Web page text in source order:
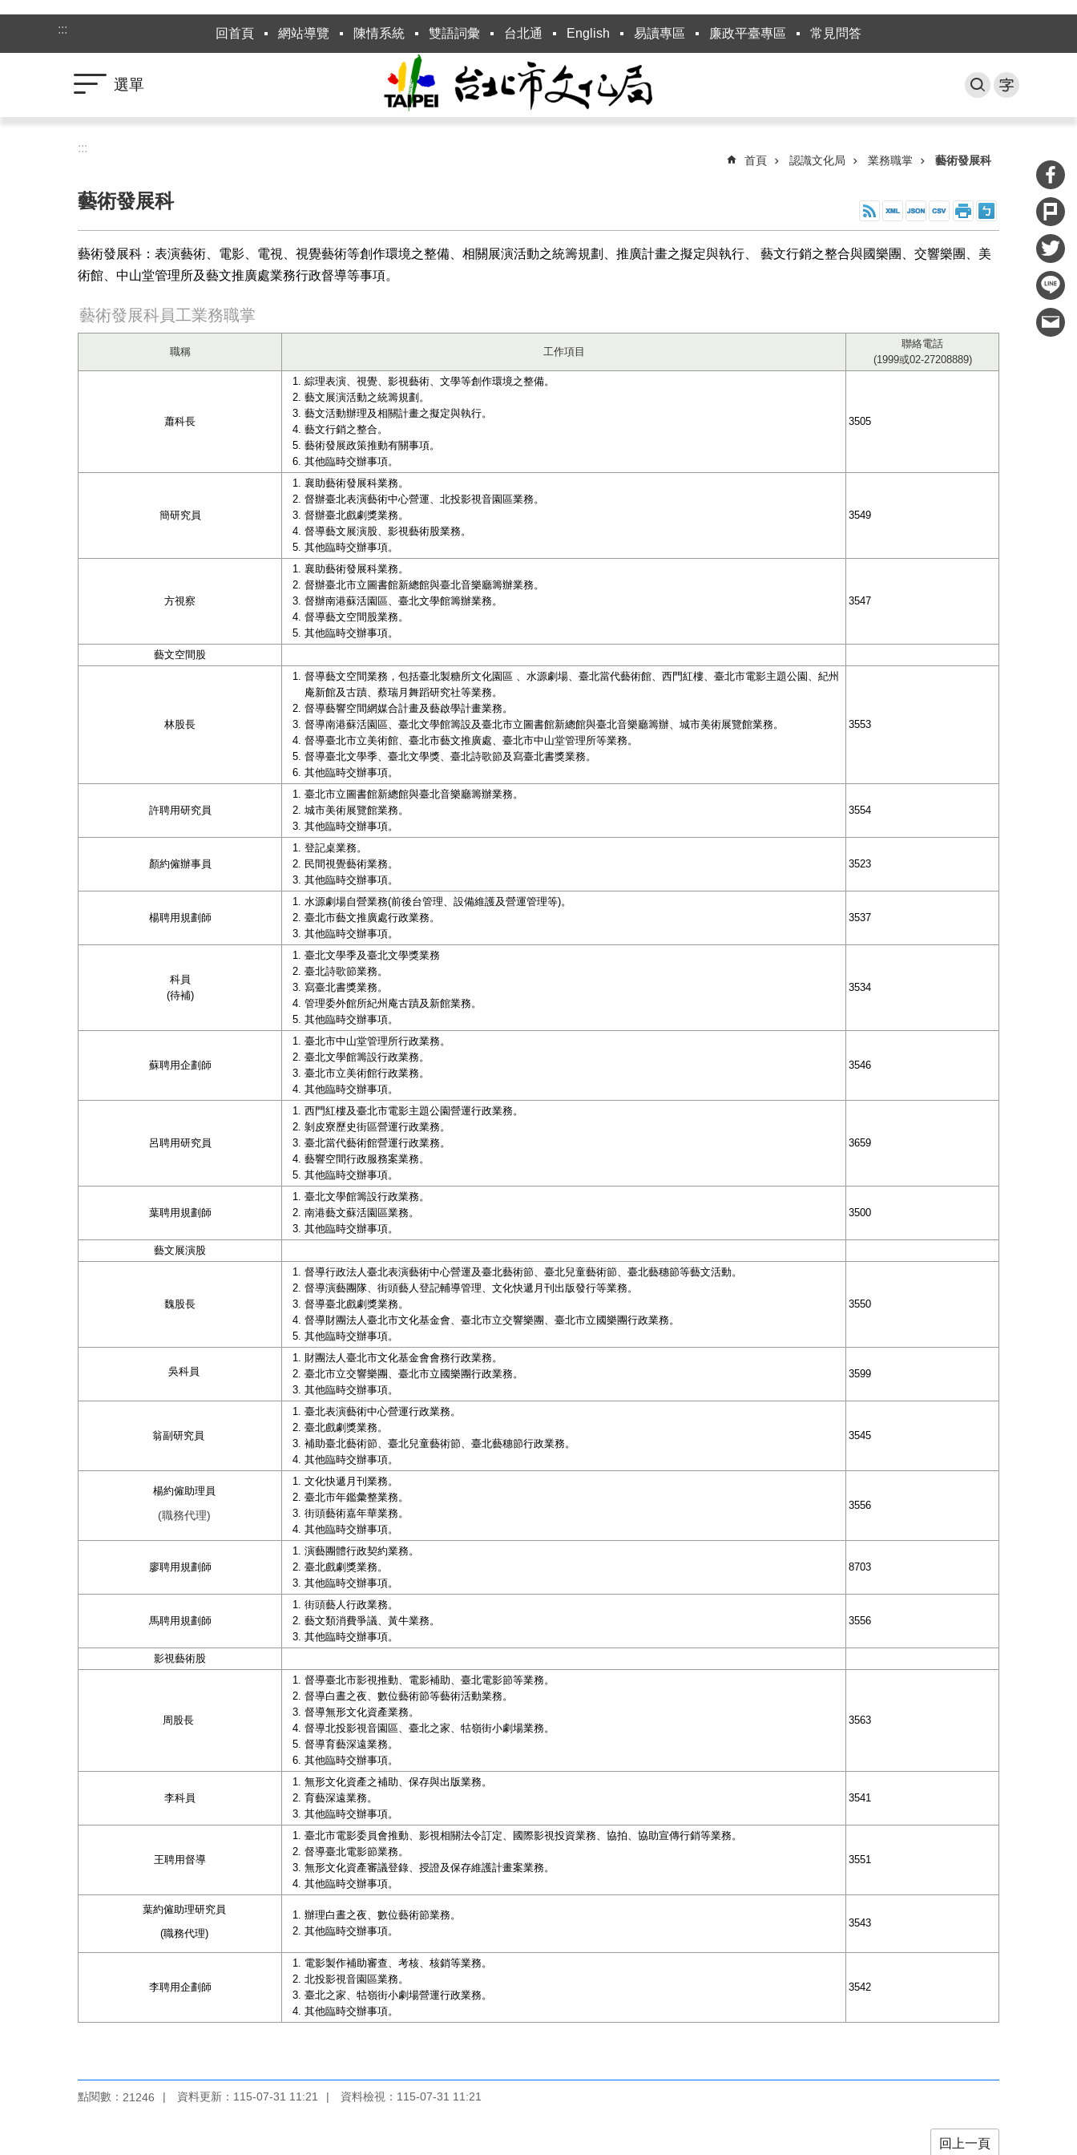
跳到主要內容區塊
:::
回首頁 網站導覽 陳情系統 雙語詞彙 台北通 English 易讀專區 廉政平臺專區 常見問答
選單
:::
首頁 認識文化局 業務職掌 藝術發展科
藝術發展科
藝術發展科：表演藝術、電影、電視、視覺藝術等創作環境之整備、相關展演活動之統籌規劃、推廣計畫之擬定與執行、 藝文行銷之整合與國樂團、交響樂團、美
術館、中山堂管理所及藝文推廣處業務行政督導等事項。
職稱 工作項目
聯絡電話
(1999或02-27208889)
藝術發展科員工業務職掌
蕭科長
綜理表演、視覺、影視藝術、文學等創作環境之整備。
藝文展演活動之統籌規劃。
藝文活動辦理及相關計畫之擬定與執行。
藝文行銷之整合。
藝術發展政策推動有關事項。
其他臨時交辦事項。
3505
簡研究員
襄助藝術發展科業務。
督辦臺北表演藝術中心營運、北投影視音園區業務。
督辦臺北戲劇獎業務。
督導藝文展演股、影視藝術股業務。
其他臨時交辦事項。
3549
方視察
襄助藝術發展科業務。
督辦臺北市立圖書館新總館與臺北音樂廳籌辦業務。
督辦南港蘇活園區、臺北文學館籌辦業務。
督導藝文空間股業務。
其他臨時交辦事項。
3547
藝文空間股
林股長
督導藝文空間業務，包括臺北製糖所文化園區 、水源劇場、臺北當代藝術館、西門紅樓、臺北市電影主題公園、紀州
庵新館及古蹟、蔡瑞月舞蹈研究社等業務。
督導藝響空間網媒合計畫及藝啟學計畫業務。
督導南港蘇活園區、臺北文學館籌設及臺北市立圖書館新總館與臺北音樂廳籌辦、城市美術展覽館業務。
督導臺北市立美術館、臺北市藝文推廣處、臺北市中山堂管理所等業務。
督導臺北文學季、臺北文學獎、臺北詩歌節及寫臺北書獎業務。
其他臨時交辦事項。
3553
許聘用研究員
臺北市立圖書館新總館與臺北音樂廳籌辦業務。
城市美術展覽館業務。
其他臨時交辦事項。
3554
顏約僱辦事員
登記桌業務。
民間視覺藝術業務。
其他臨時交辦事項。
3523
楊聘用規劃師
水源劇場自營業務(前後台管理、設備維護及營運管理等)。
臺北市藝文推廣處行政業務。
其他臨時交辦事項。
3537
科員
(待補)
臺北文學季及臺北文學獎業務
臺北詩歌節業務。
寫臺北書獎業務。
管理委外館所紀州庵古蹟及新館業務。
其他臨時交辦事項。
3534
蘇聘用企劃師
臺北市中山堂管理所行政業務。
臺北文學館籌設行政業務。
臺北市立美術館行政業務。
其他臨時交辦事項。
3546
呂聘用研究員
西門紅樓及臺北市電影主題公園營運行政業務。
剝皮寮歷史街區營運行政業務。
臺北當代藝術館營運行政業務。
藝響空間行政服務案業務。
其他臨時交辦事項。
3659
葉聘用規劃師
臺北文學館籌設行政業務。
南港藝文蘇活園區業務。
其他臨時交辦事項。
3500
藝文展演股
魏股長
督導行政法人臺北表演藝術中心營運及臺北藝術節、臺北兒童藝術節、臺北藝穗節等藝文活動。
督導演藝團隊、街頭藝人登記輔導管理、文化快遞月刊出版發行等業務。
督導臺北戲劇獎業務。
督導財團法人臺北市文化基金會、臺北市立交響樂團、臺北市立國樂團行政業務。
其他臨時交辦事項。
3550
吳科員
財團法人臺北市文化基金會會務行政業務。
臺北市立交響樂團、臺北市立國樂團行政業務。
其他臨時交辦事項。
3599
翁副研究員
臺北表演藝術中心營運行政業務。
臺北戲劇獎業務。
補助臺北藝術節、臺北兒童藝術節、臺北藝穗節行政業務。
其他臨時交辦事項。
3545
楊約僱助理員
(職務代理)
文化快遞月刊業務。
臺北市年鑑彙整業務。
街頭藝術嘉年華業務。
其他臨時交辦事項。
3556
廖聘用規劃師
演藝團體行政契約業務。
臺北戲劇獎業務。
其他臨時交辦事項。
8703
馬聘用規劃師
街頭藝人行政業務。
藝文類消費爭議、黃牛業務。
其他臨時交辦事項。
3556
影視藝術股
周股長
督導臺北市影視推動、電影補助、臺北電影節等業務。
督導白晝之夜、數位藝術節等藝術活動業務。
督導無形文化資產業務。
督導北投影視音園區、臺北之家、牯嶺街小劇場業務。
督導育藝深遠業務。
其他臨時交辦事項。
3563
李科員
無形文化資產之補助、保存與出版業務。
育藝深遠業務。
其他臨時交辦事項。
3541
王聘用督導
臺北市電影委員會推動、影視相關法令訂定、國際影視投資業務、協拍、協助宣傳行銷等業務。
督導臺北電影節業務。
無形文化資產審議登錄、授證及保存維護計畫案業務。
其他臨時交辦事項。
3551
葉約僱助理研究員
(職務代理)
辦理白晝之夜、數位藝術節業務。
其他臨時交辦事項。
3543
李聘用企劃師
電影製作補助審查、考核、核銷等業務。
北投影視音園區業務。
臺北之家、牯嶺街小劇場營運行政業務。
其他臨時交辦事項。
3542
點閱數： 21246 資料更新： 115-07-31 11:21 資料檢視： 115-07-31 11:21
回上一頁